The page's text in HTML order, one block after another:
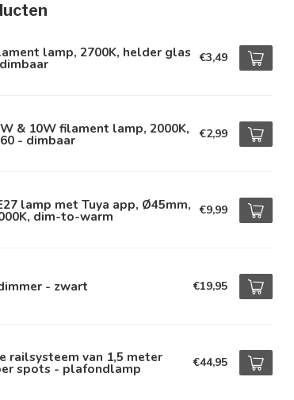
lamp, 2700K, helder glas €3,49
& 10W filament lamp, 2000K,
- dimbaar €2,99
lamp met Tuya app, Ø45mm,
dim-to-warm €9,99
- zwart €19,95
railsysteem van 1,5 meter
spots - plafondlamp €44,95